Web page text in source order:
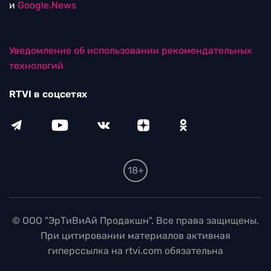
и Google.News
Уведомление об использовании рекомендательных
технологий
RTVI в соцсетях
18+
© ООО "ЭрТиВиАй Продакшн". Все права защищены.
При цитировании материалов активная
гиперссылка на rtvi.com обязательна